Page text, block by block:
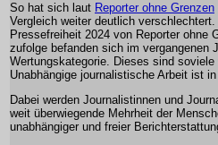
So hat sich laut Reporter ohne Grenzen
Vergleich weiter deutlich
Pressefreiheit 2024 von Reporter ohne
zufolge befanden sich im vergangenen
Wertungskategorie. Dieses sind
Unabhängige journalistische Arbeit ist
Dabei werden Journalistinnen und
weit überwiegende Mehrheit der
unabhängiger und freier